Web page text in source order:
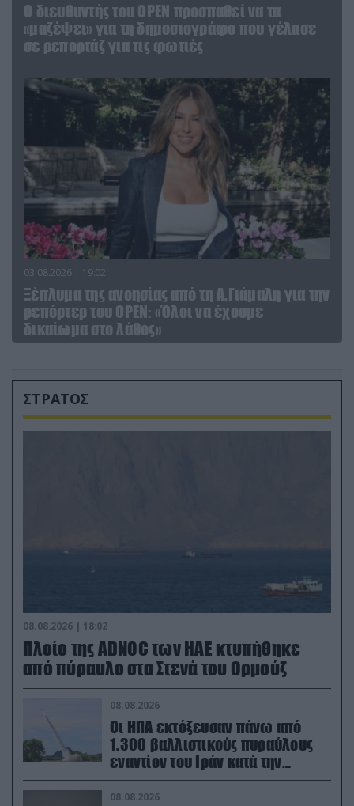
O διευθυντής του OPEN προσπαθεί να τα
«μαζέψει» για τη δημοσιογράφο που γέλασε
σε ρεπορτάζ για τις φωτιές
03.08.2026 | 19:02
Ξέπλυμα της ανοησίας από τη Α.Γιάμαλη για την
ρεπόρτερ του ΟΡΕΝ: «Όλοι να έχουμε
δικαίωμα στο λάθος»
ΣΤΡΑΤΟΣ
08.08.2026 | 18:02
Πλοίο της ADNOC των ΗΑΕ κτυπήθηκε
από πύραυλο στα Στενά του Ορμούζ
08.08.2026
Οι ΗΠΑ εκτόξευσαν πάνω από
1.300 βαλλιστικούς πυραύλους
εναντίον του Ιράν κατά την
διάρκεια του πολέμου
08.08.2026